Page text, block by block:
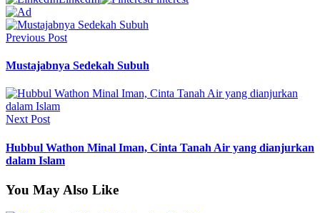
Previous Post
Mustajabnya Sedekah Subuh
Next Post
Hubbul Wathon Minal Iman, Cinta Tanah Air yang dianjurkan
dalam Islam
You May Also Like